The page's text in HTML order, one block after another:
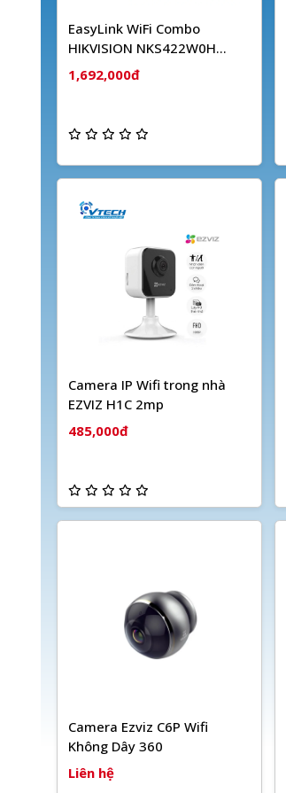
EasyLink WiFi Combo
HIKVISION NKS422W0H
(2MP)
1,692,000đ
Camera IP Wifi trong nhà
EZVIZ H1C 2mp
485,000đ
Camera Ezviz C6P Wifi
Không Dây 360
Liên hệ